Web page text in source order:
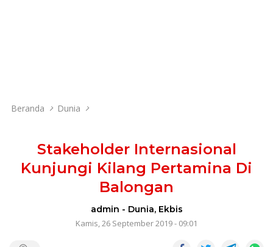
Beranda Dunia
Stakeholder Internasional
Kunjungi Kilang Pertamina Di
Balongan
admin - Dunia, Ekbis
Kamis, 26 September 2019 - 09:01